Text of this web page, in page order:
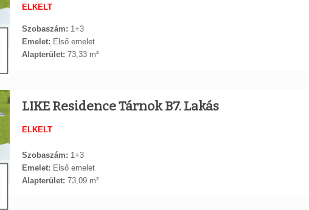
ELKELT
Szobaszám: 1+3
Emelet: Első emelet
Alapterület: 73,33 m²
LIKE Residence Tárnok B7. Lakás
ELKELT
Szobaszám: 1+3
Emelet: Első emelet
Alapterület: 73,09 m²